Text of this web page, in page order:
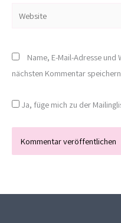
Name, E-Mail-Adresse
nächsten Kommentar
Ja, füge mich zu der